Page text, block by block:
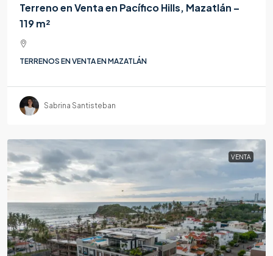
Terreno en Venta en Pacífico Hills, Mazatlán –
119 m²
TERRENOS EN VENTA EN MAZATLÁN
Sabrina Santisteban
VENTA